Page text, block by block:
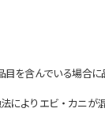
を含んでいる場合に
よりエビ・カニ